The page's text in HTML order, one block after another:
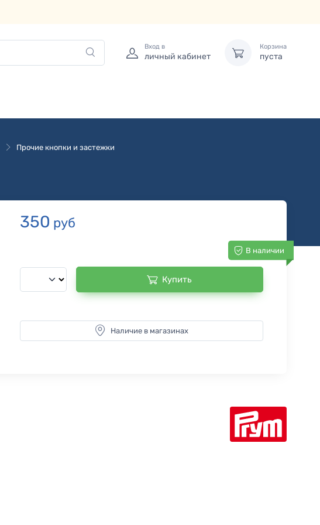
Вход в
личный кабинет
Корзина
пуста
Прочие кнопки и застежки
350 руб
В наличии
Купить
Наличие в магазинах